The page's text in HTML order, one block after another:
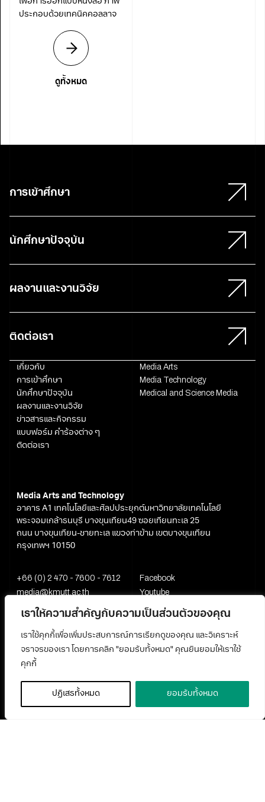
เราให้ความสำคัญกับความเป็นส่วนตัวของคุณ
เราใช้คุกกี้เพื่อเพิ่มประสบการณ์การเรียกดูของคุณ และวิเคราะห์
จราจรของเรา โดยการคลิก "ยอมรับทั้งหมด" คุณยินยอมให้เราใช้
คุกกี้
ปฏิเสธทั้งหมด ยอมรับทั้งหมด
ประกอบด้วยเทคนิคคอลลาจ
ดูทั้งหมด
การเข้าศึกษา
นักศึกษาปัจจุบัน
ผลงานและงานวิจัย
ติดต่อเรา
เกี่ยวกับ
การเข้าศึกษา
นักศึกษาปัจจุบัน
ผลงานและงานวิจัย
ข่าวสารและกิจกรรม
แบบฟอร์ม คำร้องต่าง ๆ
ติดต่อเรา
Media Arts
Media Technology
Medical and Science Media
Media Arts and Technology
อาคาร A1 เทคโนโลยีและศิลปประยุกต์มหาวิทยาลัยเทคโนโลยี
พระจอมเกล้าธนบุรี บางขุนเทียน49 ซอยเทียนทะเล 25
ถนน บางขุนเทียน-ชายทะเล แขวงท่าข้าม เขตบางขุนเทียน
กรุงเทพฯ 10150
+66 (0) 2 470 - 7600 - 7612
media@kmutt.ac.th
Facebook
Youtube